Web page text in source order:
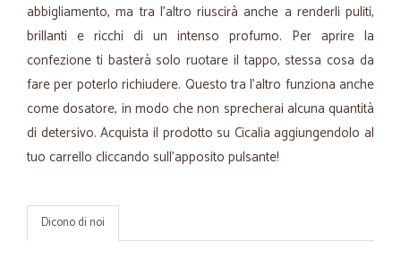
abbigliamento, ma tra l’altro riuscirà anche a renderli puliti,
brillanti e ricchi di un intenso profumo. Per aprire la
confezione ti basterà solo ruotare il tappo, stessa cosa da
fare per poterlo richiudere. Questo tra l’altro funziona anche
come dosatore, in modo che non sprecherai alcuna quantità
di detersivo. Acquista il prodotto su Cicalia aggiungendolo al
tuo carrello cliccando sull’apposito pulsante!
Dicono di noi